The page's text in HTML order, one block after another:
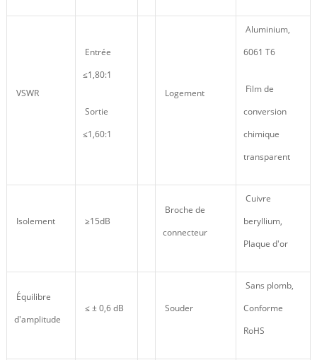
VSWR
Entrée
≤1,80:1
Sortie
≤1,60:1
Logement
Aluminium,
6061 T6
Film de
conversion
chimique
transparent
Isolement ≥15dB
Broche de
connecteur
Cuivre
beryllium,
Plaque d'or
Équilibre
d'amplitude
≤ ± 0,6 dB Souder
Sans plomb,
Conforme
RoHS